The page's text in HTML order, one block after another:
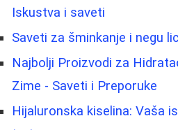
Iskustva i saveti
Saveti za šminkanje i negu
Najbolji Proizvodi za
Zime - Saveti i Preporuke
Hijaluronska kiselina: Vaša